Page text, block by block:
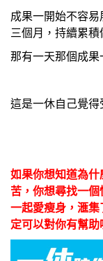
成果一開始不容易
三個月，持續累
那有一天那個成
這是一休自己覺
如果你想知道為什
苦，你想尋找一
一起愛瘦身，滙
定可以對你有幫助